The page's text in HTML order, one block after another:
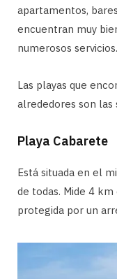
apartamentos,
encuentran muy
numerosos servicios.
Las playas que
alrededores son las
Playa Cabarete
Está situada en el
de todas. Mide 4
protegida por un